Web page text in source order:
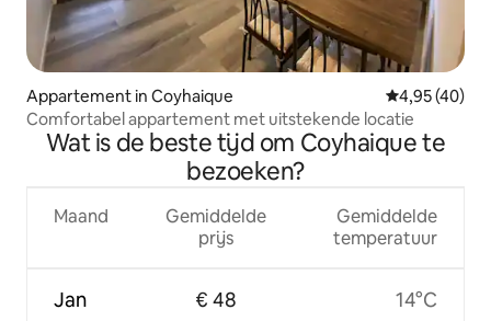
Appartement in Coyhaique Gemiddelde
4,95 (40)
Comfortabel appartement met uitstekende locatie
Wat is de beste tijd om Coyhaique te
bezoeken?
Maand
Jan
Gemiddelde
prijs
€ 48
Gemiddelde
temperatuur
14°C